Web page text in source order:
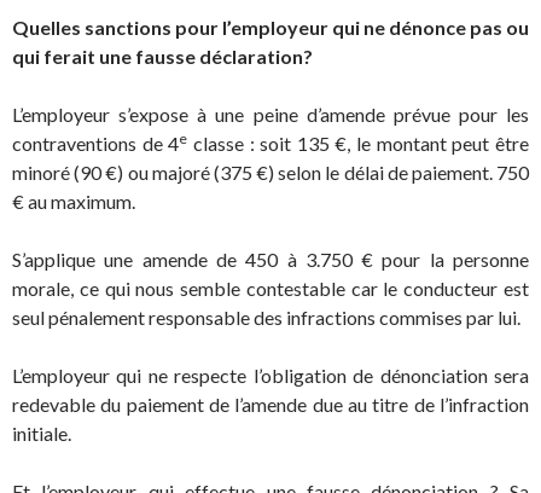
Quelles sanctions pour l’employeur qui ne dénonce pas ou
qui ferait une fausse déclaration?
L’employeur s’expose à une peine d’amende prévue pour les
contraventions de 4e classe : soit 135 €, le montant peut être
minoré (90 €) ou majoré (375 €) selon le délai de paiement. 750
€ au maximum.
S’applique une amende de 450 à 3.750 € pour la personne
morale, ce qui nous semble contestable car le conducteur est
seul pénalement responsable des infractions commises par lui.
L’employeur qui ne respecte l’obligation de dénonciation sera
redevable du paiement de l’amende due au titre de l’infraction
initiale.